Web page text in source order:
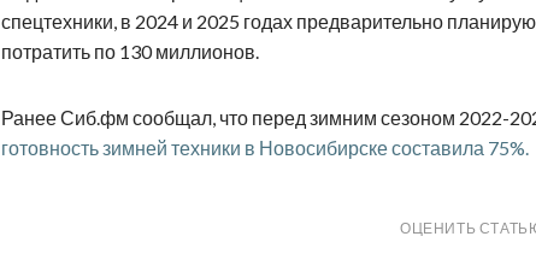
спецтехники, в 2024 и 2025 годах предварительно
потратить по 130 миллионов.
Ранее Сиб.фм сообщал, что перед зимним сезоном 2022-
готовность зимней техники в Новосибирске составила 75%.
ОЦЕНИТЬ